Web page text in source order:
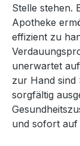
Stelle stehen.
Apotheke
effizient zu
unerwartet
zur Hand sind
sorgfältig
und sofort auf